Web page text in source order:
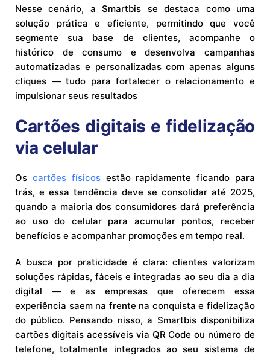
Nesse cenário, a Smartbis se destaca como uma
solução prática e eficiente, permitindo que você
segmente sua base de clientes, acompanhe o
histórico de consumo e desenvolva campanhas
automatizadas e personalizadas com apenas alguns
cliques — tudo para fortalecer o relacionamento e
impulsionar seus resultados
Cartões digitais e fidelização
via celular
Os cartões físicosestão rapidamente ficando para
trás, e essa tendência deve se consolidar até 2025,
quando a maioria dos consumidores dará preferência
ao uso do celular para acumular pontos, receber
benefícios e acompanhar promoções em tempo real.
A busca por praticidade é clara: clientes valorizam
soluções rápidas, fáceis e integradas ao seu dia a dia
digital — e as empresas que oferecem essa
experiência saem na frente na conquista e fidelização
do público. Pensando nisso, a Smartbis disponibiliza
cartões digitais acessíveis via QR Code ou número de
telefone, totalmente integrados ao seu sistema de